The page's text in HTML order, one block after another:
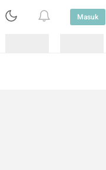
Masuk